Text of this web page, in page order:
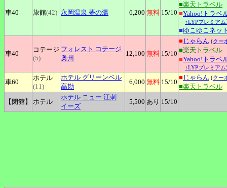
車40 旅館(42) 永岡温泉 夢の湯 6,200 無料 15/10
■楽天トラベル
■Yahoo!トラベ
↑LYPプレミア
■ゆこゆこネッ
車40
コテージ
(5)
フォレスト コテージ
奥州
12,100 無料 15/10
■ じゃらん (クー
■楽天トラベル
■Yahoo!トラベ
↑LYPプレミア
車60
ホテル
(11)
ホテル グリーンベル
高勘
6,000 無料 15/10
■ じゃらん (クー
■楽天トラベル
【閉館】
ホテル
ホテル ニュー 江刺
イーズ
5,500 あり 15/10